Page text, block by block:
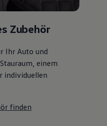
Zubehör
Ihr Auto und
einem
individuellen
finden